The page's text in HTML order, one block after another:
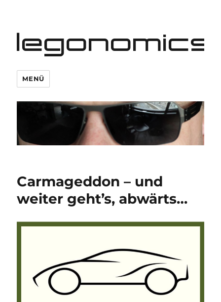
legonomics
MENÜ
Carmageddon – und
weiter geht’s, abwärts…